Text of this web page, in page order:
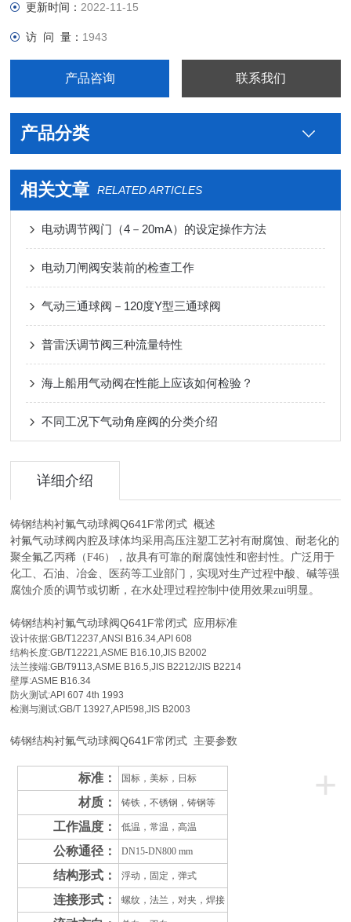
更新时间： 2022-11-15
访 问 量： 1943
产品咨询 联系我们
产品分类
相关文章 RELATED ARTICLES
电动调节阀门（4－20mA）的设定操作方法
电动刀闸阀安装前的检查工作
气动三通球阀－120度Y型三通球阀
普雷沃调节阀三种流量特性
海上船用气动阀在性能上应该如何检验？
不同工况下气动角座阀的分类介绍
详细介绍
铸钢结构衬氟气动球阀Q641F常闭式概述
衬氟气动球阀内腔及球体均采用高压注塑工艺衬有耐腐蚀、耐老化的
聚全氟乙丙稀（F46），故具有可靠的耐腐蚀性和密封性。广泛用于
化工、石油、冶金、医药等工业部门，实现对生产过程中酸、碱等强
腐蚀介质的调节或切断，在水处理过程控制中使用效果zui明显。
铸钢结构衬氟气动球阀Q641F常闭式 应用标准
设计依据:GB/T12237,ANSI B16.34,API 608
结构长度:GB/T12221,ASME B16.10,JIS B2002
法兰接端:GB/T9113,ASME B16.5,JIS B2212/JIS B2214
壁厚:ASME B16.34
防火测试:API 607 4th 1993
检测与测试:GB/T 13927,API598,JIS B2003
铸钢结构衬氟气动球阀Q641F常闭式 主要参数
+
标准： 国标，美标，日标
材质： 铸铁，不锈钢，铸钢等
工作温度： 低温，常温，高温
公称通径： DN15-DN800 mm
结构形式： 浮动，固定，弹式
连接形式： 螺纹，法兰，对夹，焊接